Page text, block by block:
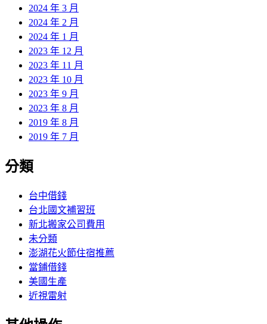
2024 年 3 月
2024 年 2 月
2024 年 1 月
2023 年 12 月
2023 年 11 月
2023 年 10 月
2023 年 9 月
2023 年 8 月
2019 年 8 月
2019 年 7 月
分類
台中借錢
台北國文補習班
新北搬家公司費用
未分類
澎湖花火節住宿推薦
當鋪借錢
美國生產
近視雷射